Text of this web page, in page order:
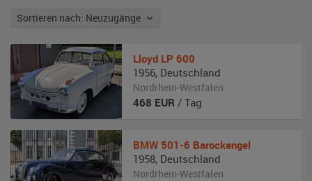
Sortieren nach: Neuzugänge
Lloyd LP 600
1956, Deutschland
Nordrhein-Westfalen
468 EUR / Tag
BMW 501-6 Barockengel
1958, Deutschland
Nordrhein-Westfalen